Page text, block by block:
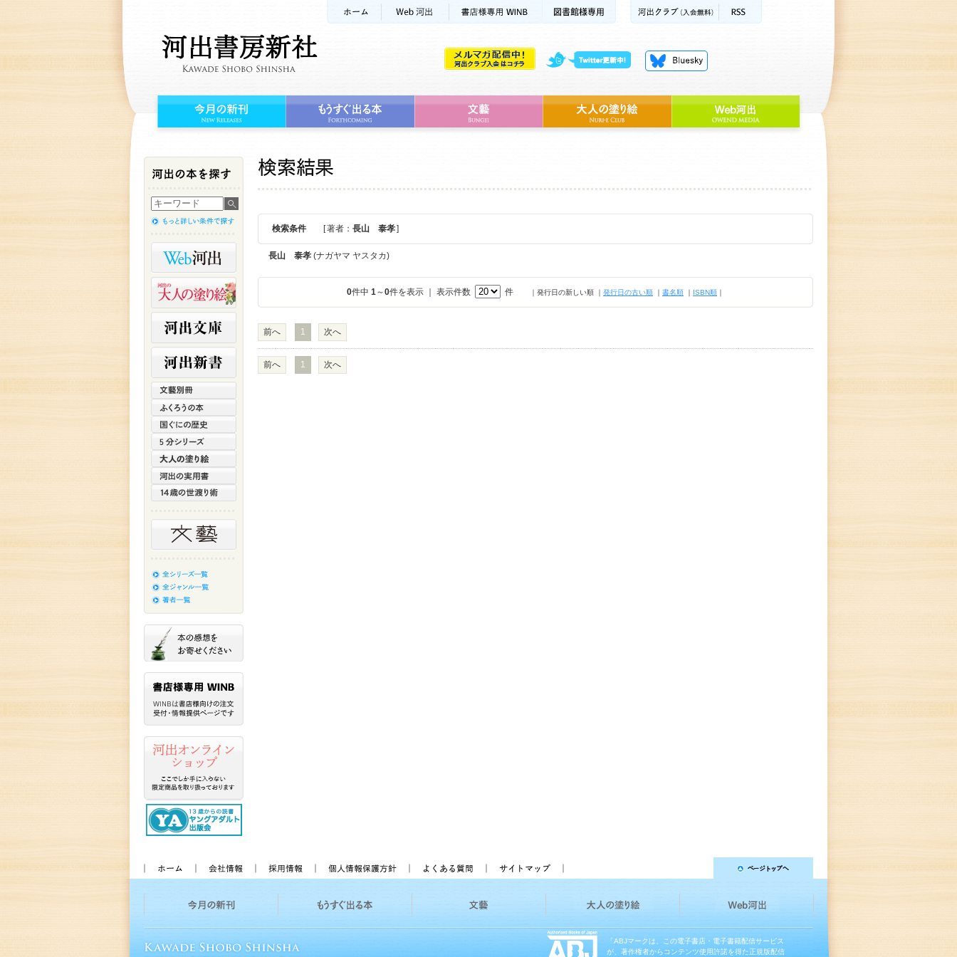
検索条件 [ 著者： 長山 泰孝]
長山 泰孝 (ナガヤマ ヤスタカ)
0件中 1～0件を表示 ｜ 表示件数 件 ｜発行日の新しい順 ｜ 発行日の古い順 ｜ 書名順 ｜ ISBN順 ｜
前へ 1 次へ
前へ 1 次へ
「ABJマークは、この電子書店・電子書籍配信サービス
が、著作権者からコンテンツ使用許諾を得た正規版配信